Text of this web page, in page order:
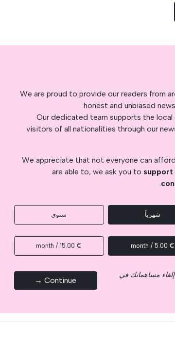
We are proud to provide our readers from
honest and unbiased
Our dedicated team supports the
visitors of all nationalities through our
We appreciate that not everyone can
are able to, we ask you to support
.
شهرياً سنوي
€ 5.00 / month
€ 15.00 / month
إلغاء مساهماتك في
Continue →